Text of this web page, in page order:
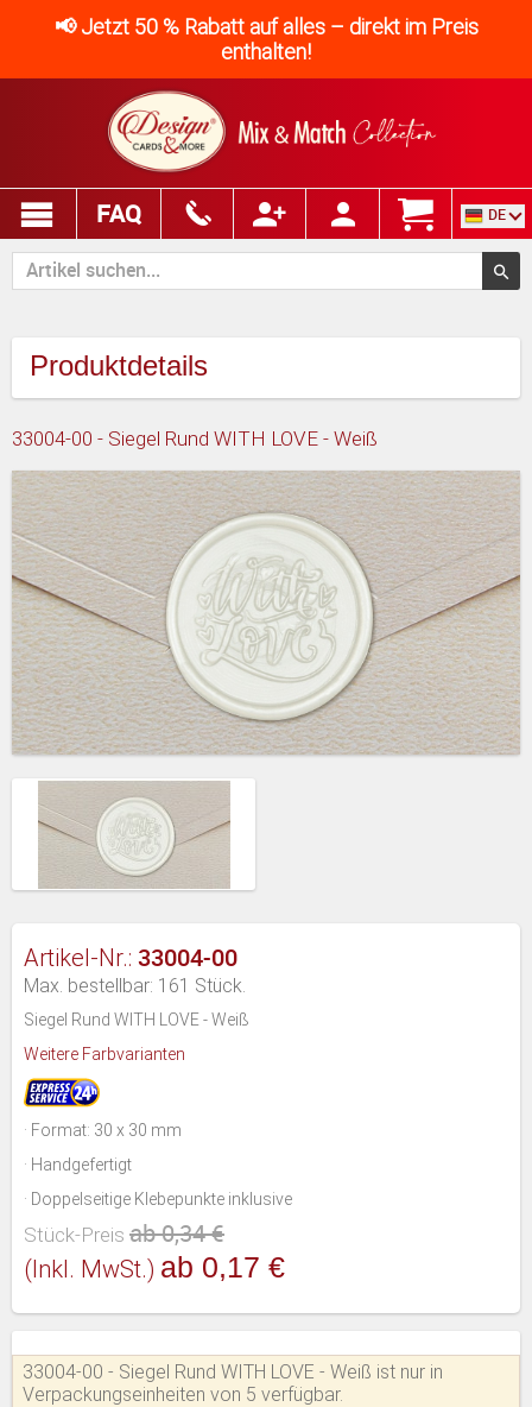
📢 Jetzt 50 % Rabatt auf alles – direkt im Preis
enthalten!
FAQ DE
Produktdetails
33004-00 - Siegel Rund WITH LOVE - Weiß
Artikel-Nr.: 33004-00
Max. bestellbar: 161 Stück.
Siegel Rund WITH LOVE - Weiß
Weitere Farbvarianten
· Format: 30 x 30 mm
· Handgefertigt
· Doppelseitige Klebepunkte inklusive
Stück-Preis ab 0,34 €
(inkl. MwSt.) ab 0,17 €
33004-00 - Siegel Rund WITH LOVE - Weiß ist nur in
Verpackungseinheiten von 5 verfügbar.